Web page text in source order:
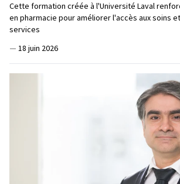
Cette formation créée à l'Université Laval
en pharmacie pour améliorer l'accès aux soins
services
— 18 juin 2026